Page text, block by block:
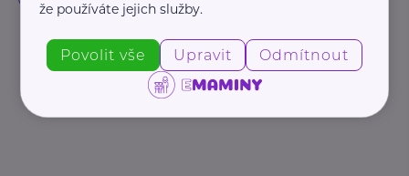
že používáte jejich služby.
Povolit vše Upravit Odmítnout